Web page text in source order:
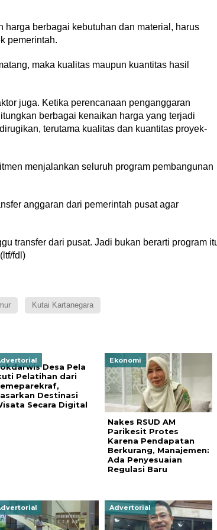
harga berbagai kebutuhan dan material, harus
pemerintah.
maka kualitas maupun kuantitas hasil
juga. Ketika perencanaan penganggaran
berbagai kenaikan harga yang terjadi
terutama kualitas dan kuantitas proyek-
menjalankan seluruh program pembangunan
anggaran dari pemerintah pusat agar
transfer dari pusat. Jadi bukan berarti program
fdl)
Kutai Kartanegara
Desa Pela
Pelatihan dari
Destinasi
Secara Digital
Ekonomi
Nakes RSUD AM
Parikesit Protes
Karena Pendapatan
Berkurang, Manajemen:
Ada Penyesuaian
Regulasi Baru
Advertorial